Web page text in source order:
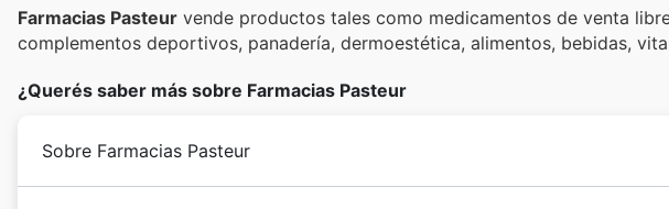
Farmacias Pasteur vende productos tales como medicamentos de venta
complementos deportivos, panadería, dermoestética, alimentos, bebidas,
¿Querés saber más sobre Farmacias Pasteur
Sobre Farmacias Pasteur